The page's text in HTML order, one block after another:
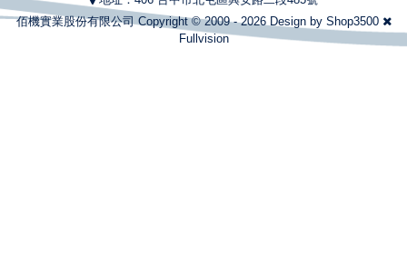
佰機實業股份有限公司 Copyright © 2009 - 2026 Design by Shop3500
Fullvision